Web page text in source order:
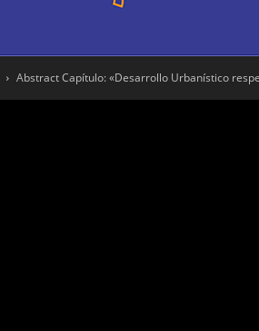
Abstract Capítulo: «Desarrollo Urbanístico